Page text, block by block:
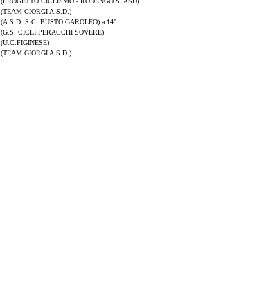
(TEAM GIORGI A.S.D.)
(A.S.D. S.C. BUSTO GAROLFO) a 14"
(G.S. CICLI PERACCHI SOVERE)
(U.C.FIGINESE)
(TEAM GIORGI A.S.D.)